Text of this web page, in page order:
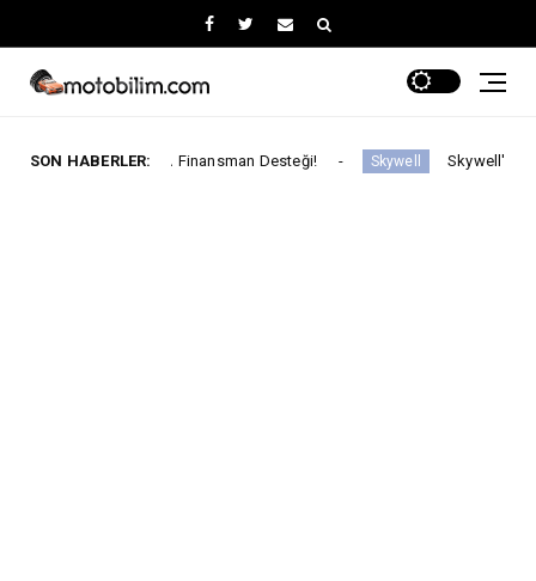
SON HABERLER:
Varan Finansman Desteği! Skywell Skywell'den Açıklama